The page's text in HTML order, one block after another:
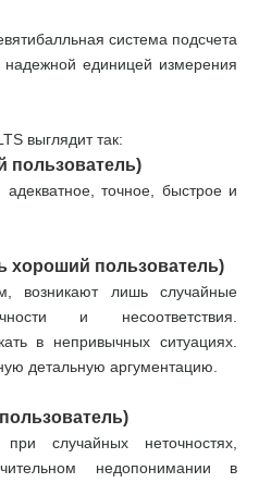
система подсчета
надежной единицей измерения
выглядит так:
пользователь)
точное, быстрое и
хороший пользователь)
возникают лишь случайные
и несоответствия.
в непривычных ситуациях.
детальную аргументацию.
случайных неточностях,
недопонимании в